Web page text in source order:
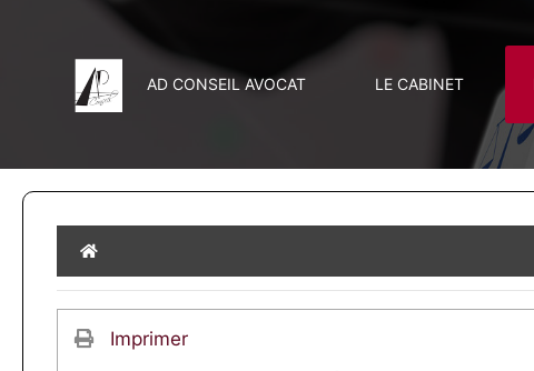
AD CONSEIL AVOCAT LE CABINET
Home
Imprimer